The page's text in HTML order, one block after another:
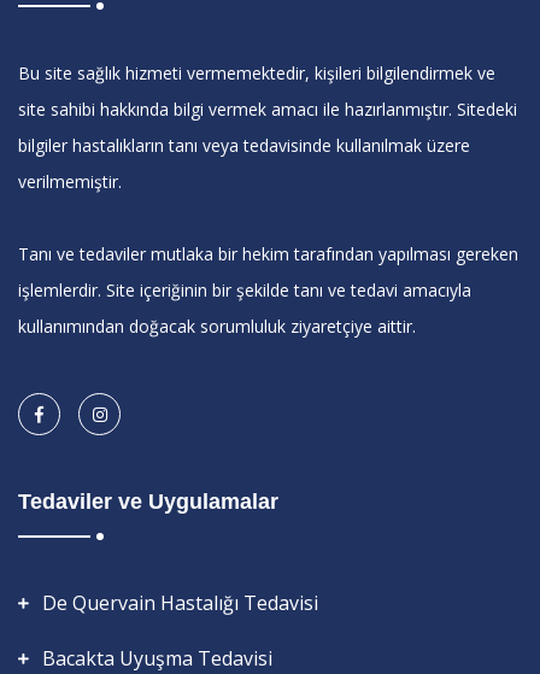
Bu site sağlık hizmeti vermemektedir, kişileri bilgilendirmek ve
site sahibi hakkında bilgi vermek amacı ile hazırlanmıştır. Sitedeki
bilgiler hastalıkların tanı veya tedavisinde kullanılmak üzere
verilmemiştir.
Tanı ve tedaviler mutlaka bir hekim tarafından yapılması gereken
işlemlerdir. Site içeriğinin bir şekilde tanı ve tedavi amacıyla
kullanımından doğacak sorumluluk ziyaretçiye aittir.
Tedaviler ve Uygulamalar
De Quervain Hastalığı Tedavisi
Bacakta Uyuşma Tedavisi